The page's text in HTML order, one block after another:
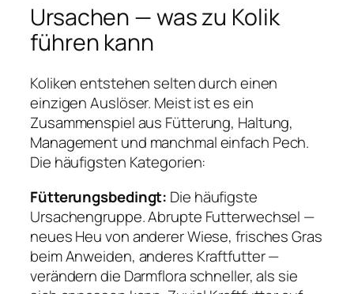
Ursachen — was zu Kolik
führen kann
Koliken entstehen selten durch einen
einzigen Auslöser. Meist ist es ein
Zusammenspiel aus Fütterung, Haltung,
Management und manchmal einfach Pech.
Die häufigsten Kategorien:
Fütterungsbedingt: Die häufigste
Ursachengruppe. Abrupte Futterwechsel —
neues Heu von anderer Wiese, frisches Gras
beim Anweiden, anderes Kraftfutter —
verändern die Darmflora schneller, als sie